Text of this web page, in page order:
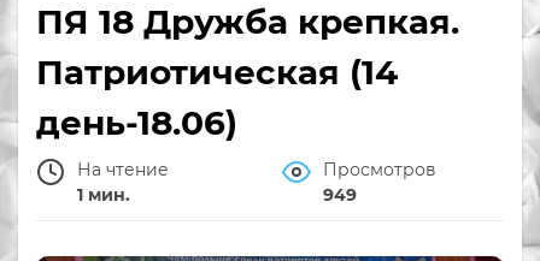
ПЯ 18 Дружба крепкая.
Патриотическая (14
день-18.06)
На чтение
1 мин.
Просмотров
949